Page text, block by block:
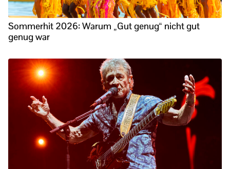
Sommerhit 2026: Warum „Gut genug“ nicht gut
genug war